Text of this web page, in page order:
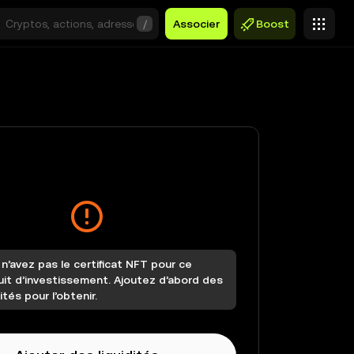
/ Associer Boost
n’avez pas le certificat NFT pour ce
d’investissement. Ajoutez d’abord des
pour l’obtenir.